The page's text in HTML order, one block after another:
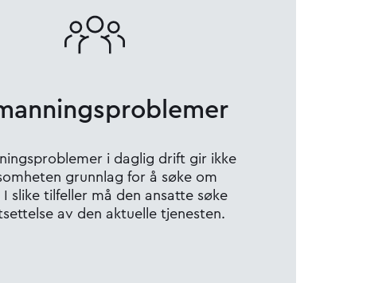
i daglig drift gir ikke
grunnlag for å søke om
slike tilfeller må den ansatte søke
av den aktuelle tjenesten.